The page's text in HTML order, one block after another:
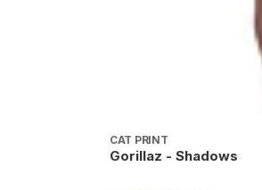
CAT PRINT
Gorillaz - Shadows